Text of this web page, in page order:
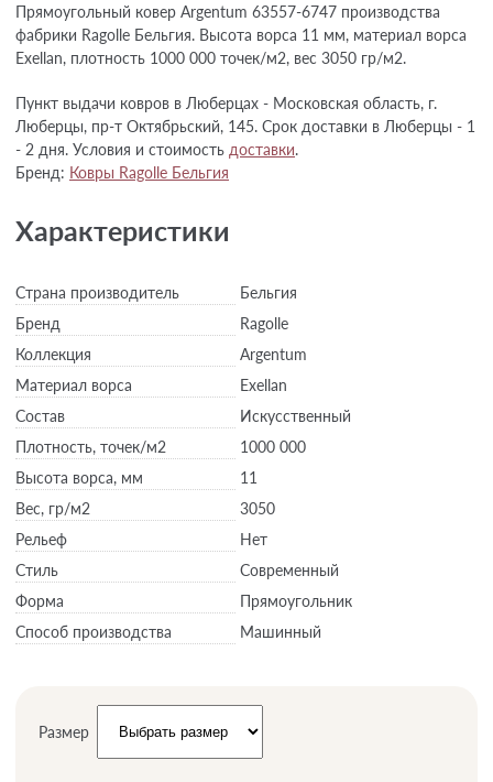
Прямоугольный ковер Argentum 63557-6747 производства
фабрики Ragolle Бельгия. Высота ворса 11 мм, материал ворса
Exellan, плотность 1000 000 точек/м2, вес 3050 гр/м2.
Пункт выдачи ковров в Люберцах - Московская область, г.
Люберцы, пр-т Октябрьский, 145. Срок доставки в Люберцы - 1
- 2 дня. Условия и стоимость доставки.
Бренд: Ковры Ragolle Бельгия
Характеристики
Страна производитель
Бельгия
Бренд
Ragolle
Коллекция
Argentum
Материал ворса
Exellan
Состав
Искусственный
Плотность, точек/м2
1000 000
Высота ворса, мм
11
Вес, гр/м2
3050
Рельеф
Нет
Стиль
Современный
Форма
Прямоугольник
Способ производства
Машинный
Размер